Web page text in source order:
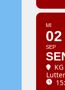
MI
02
SEP